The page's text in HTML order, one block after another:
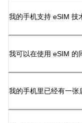
我的手机支持 eSIM 技
我可以在使用 eSIM 的
我的手机里已经有一张